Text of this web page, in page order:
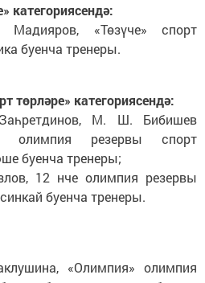
категориясендә:
«Төзүче» спорт
буенча тренеры.
төрләре» категориясендә:
М. Ш. Бибишев
олимпия резервы спорт
буенча тренеры;
12 нче олимпия резервы
буенча тренеры.
«Олимпия» олимпия